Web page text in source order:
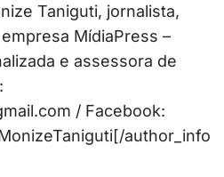
Taniguti, jornalista,
MídiaPress –
e assessora de
/ Facebook:
author_info